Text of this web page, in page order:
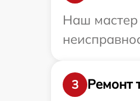
Наш мастер
3
Ремонт